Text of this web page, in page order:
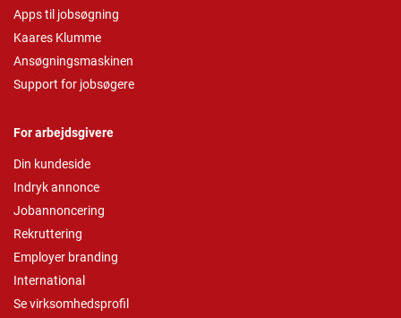
Apps til jobsøgning
Kaares Klumme
Ansøgningsmaskinen
Support for jobsøgere
For arbejdsgivere
Din kundeside
Indryk annonce
Jobannoncering
Rekruttering
Employer branding
International
Se virksomhedsprofil